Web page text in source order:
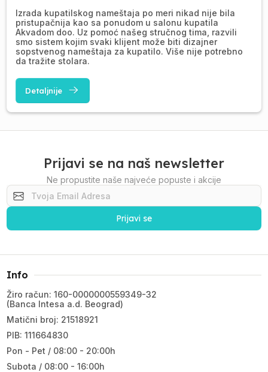
Izrada kupatilskog nameštaja po meri nikad nije bila
pristupačnija kao sa ponudom u salonu kupatila
Akvadom doo. Uz pomoć našeg stručnog tima, razvili
smo sistem kojim svaki klijent može biti dizajner
sopstvenog nameštaja za kupatilo. Više nije potrebno
da tražite stolara.
Detaljnije
Prijavi se na naš newsletter
Ne propustite naše najveće popuste i akcije
Prijavi se
Info
Žiro račun: 160-0000000559349-32
(Banca Intesa a.d. Beograd)
Matični broj: 21518921
PIB: 111664830
Pon - Pet / 08:00 - 20:00h
Subota / 08:00 - 16:00h